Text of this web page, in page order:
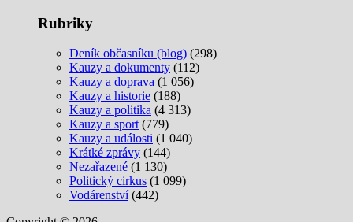
Rubriky
Deník občasníku (blog) (298)
Kauzy a dokumenty (112)
Kauzy a doprava (1 056)
Kauzy a historie (188)
Kauzy a politika (4 313)
Kauzy a sport (779)
Kauzy a události (1 040)
Krátké zprávy (144)
Nezařazené (1 130)
Politický cirkus (1 099)
Vodárenství(442)